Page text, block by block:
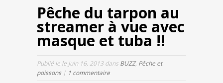
Pêche du tarpon au
streamer à vue avec
masque et tuba !!
Publié le le Juin 16, 2013 dans BUZZ, Pêche et
poissons| 1 commentaire